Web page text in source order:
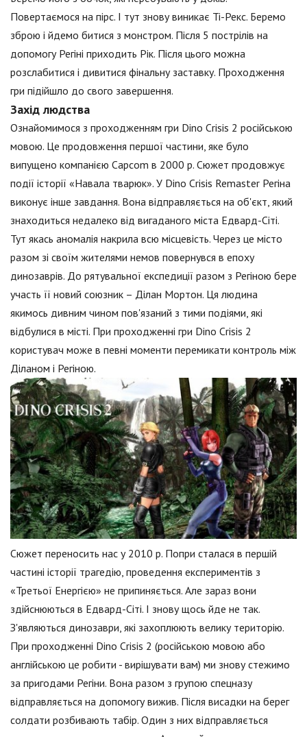
Повертаємося на пірс. І тут знову виникає Ті-Рекс. Беремо
зброю і йдемо битися з монстром. Після 5 пострілів на
допомогу Регіні приходить Рік. Після цього можна
розслабитися і дивитися фінальну заставку. Проходження
гри підійшло до свого завершення.
Захід людства
Ознайомимося з проходженням гри Dino Crisis 2 російською
мовою. Це продовження першої частини, яке було
випущено компанією Capcom в 2000 р. Сюжет продовжує
події історії «Навала тварюк». У Dino Crisis Remaster Регіна
виконує інше завдання. Вона відправляється на об'єкт, який
знаходиться недалеко від вигаданого міста Едвард-Сіті.
Тут якась аномалія накрила всю місцевість. Через це місто
разом зі своїм жителями немов повернувся в епоху
динозаврів. До рятувальної експедиції разом з Регіною бере
участь її новий союзник – Ділан Мортон. Ця людина
якимось дивним чином пов'язаний з тими подіями, які
відбулися в місті. При проходженні гри Dino Crisis 2
користувач може в певні моменти перемикати контроль між
Діланом і Регіною.
Сюжет переносить нас у 2010 р. Попри сталася в першій
частині історії трагедію, проведення експериментів з
«Третьої Енергією» не припиняється. Але зараз вони
здійснюються в Едвард-Сіті. І знову щось йде не так.
З'являються динозаври, які захоплюють велику територію.
При проходженні Dino Crisis 2 (російською мовою або
англійською це робити - вирішувати вам) ми знову стежимо
за пригодами Регіни. Вона разом з групою спецназу
відправляється на допомогу вижив. Після висадки на берег
солдати розбивають табір. Один з них відправляється